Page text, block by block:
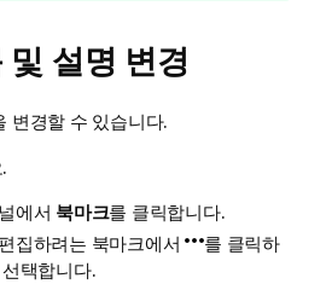
및 설명 변경
변경할 수 있습니다.
에서 북마크를 클릭합니다.
집하려는 북마크에서
를 클릭하
택합니다.